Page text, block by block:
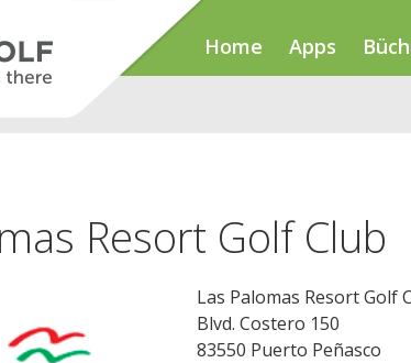
Home Apps
Resort Golf Club
Las Palomas Resort Golf
Blvd. Costero 150
83550 Puerto Peñasco